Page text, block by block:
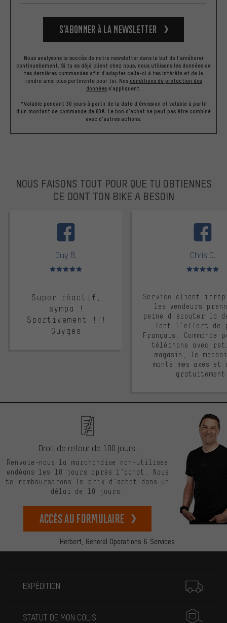
S’abonner à la newsletter
Nous analysons le succès de notre newsletter dans le but de l'améliorer
continuellement. Si tu es déjà client chez nous, nous utilisons les données de
tes dernières commandes afin d'adapter celle-ci à tes intérêts et de la
rendre ainsi plus pertinente pour toi. Nos conditions de protection des
données s'appliquent.
*Valable pendant 30 jours à partir de la date d'émission et valable à partir
d'un montant de commande de 60€. Le bon d'achat ne peut pas être combiné
avec d'autres actions.
NOUS FAISONS TOUT POUR QUE TU OBTIENNES
CE DONT TON BIKE A BESOIN
Guy B.
Note moyenne : 5 sur 5
Super réactif,
sympa !
Sportivement !!!
Guyges
Chris C.
Note moyenne :
Service client
les vendeurs
peine d'écouter la
font l'effort de
Français. Commande
téléphone avec
magasin, le
monté mes axes et
Herbert, General Operations & Services
Droit de retour de 100 jours.
Renvoie-nous la marchandise non-utilisée
endéans les 10 jours après l’achat. Nous
te rembourserons le prix d’achat dans un
délai de 10 jours.
Accès au formulaire
EXPÉDITION
STATUT DE MON COLIS